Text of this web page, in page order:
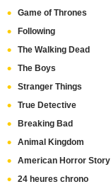
Game of Thrones
Following
The Walking Dead
The Boys
Stranger Things
True Detective
Breaking Bad
Animal Kingdom
American Horror Story
24 heures chrono